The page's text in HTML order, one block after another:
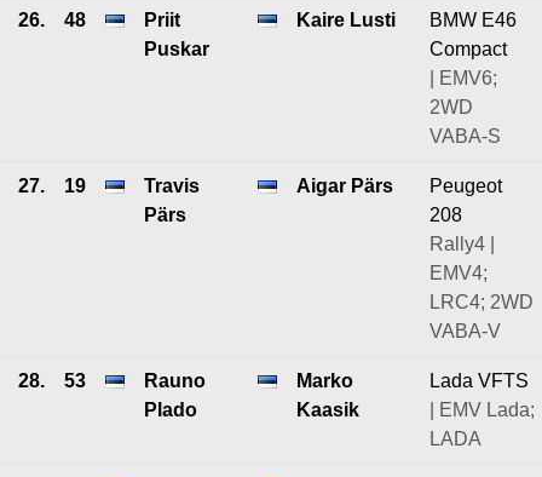
26. 48
Priit
Puskar
Kaire Lusti
BMW E46
Compact
| EMV6;
2WD
VABA-S
27. 19
Travis
Pärs
Aigar Pärs
Peugeot
208
Rally4 |
EMV4;
LRC4; 2WD
VABA-V
28. 53
Rauno
Plado
Marko
Kaasik
Lada VFTS
| EMV Lada;
LADA